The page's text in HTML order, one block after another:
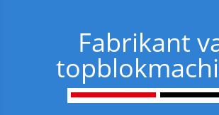
Fabrikant